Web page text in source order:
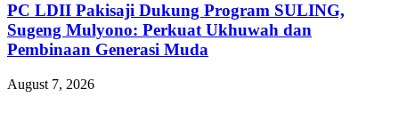
PC LDII Pakisaji Dukung Program SULING,
Sugeng Mulyono: Perkuat Ukhuwah dan
Pembinaan Generasi Muda
August 7, 2026